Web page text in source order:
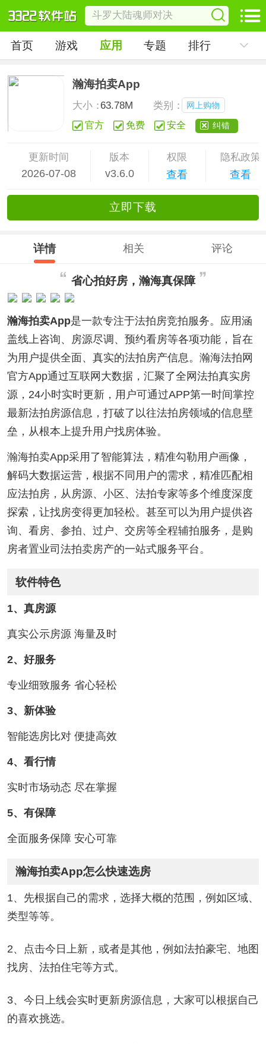
首页 游戏 应用 专题 排行
瀚海拍卖App
大小：63.78M 类别： 网上购物
官方 免费 安全 纠错
更新时间
2026-07-08
版本
v3.6.0
权限
查看
隐私政策
查看
立即下载
详情 相关 评论
省心拍好房，瀚海真保障
瀚海拍卖App是一款专注于法拍房竞拍服务。应用涵
盖线上咨询、房源尽调、预约看房等各项功能，旨在
为用户提供全面、真实的法拍房产信息。瀚海法拍网
官方App通过互联网大数据，汇聚了全网法拍真实房
源，24小时实时更新，用户可通过APP第一时间掌控
最新法拍房源信息，打破了以往法拍房领域的信息壁
垒，从根本上提升用户找房体验。
瀚海拍卖App采用了智能算法，精准勾勒用户画像，
解码大数据运营，根据不同用户的需求，精准匹配相
应法拍房，从房源、小区、法拍专家等多个维度深度
探索，让找房变得更加轻松。甚至可以为用户提供咨
询、看房、参拍、过户、交房等全程辅拍服务，是购
房者置业司法拍卖房产的一站式服务平台。
软件特色
1、真房源
真实公示房源 海量及时
2、好服务
专业细致服务 省心轻松
3、新体验
智能选房比对 便捷高效
4、看行情
实时市场动态 尽在掌握
5、有保障
全面服务保障 安心可靠
瀚海拍卖App怎么快速选房
1、先根据自己的需求，选择大概的范围，例如区域、
类型等等。
2、点击今日上新，或者是其他，例如法拍豪宅、地图
找房、法拍住宅等方式。
3、今日上线会实时更新房源信息，大家可以根据自己
的喜欢挑选。